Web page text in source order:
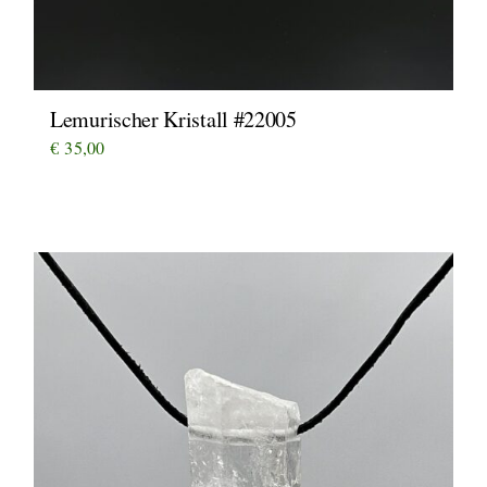
Lemurischer Kristall #22005
€ 35,00